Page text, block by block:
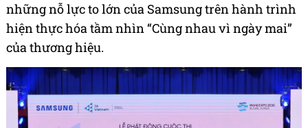
những nỗ lực to lớn của Samsung trên hành trình
hiện thực hóa tầm nhìn “Cùng nhau vì ngày mai”
của thương hiệu.